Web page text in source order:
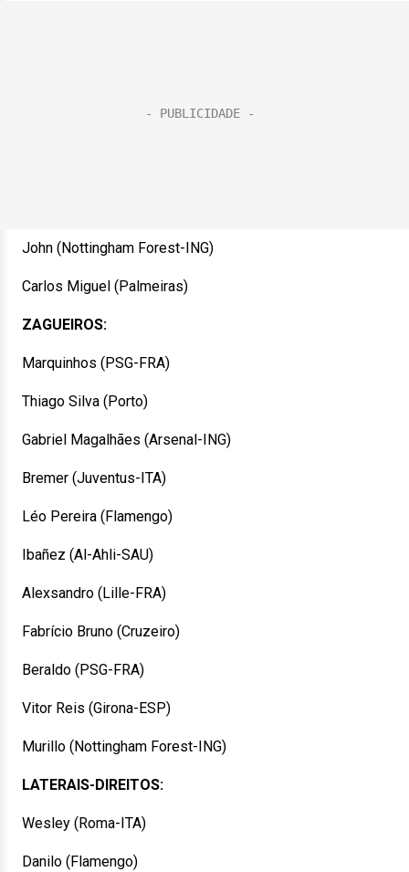
John (Nottingham Forest-ING)
Carlos Miguel (Palmeiras)
ZAGUEIROS:
Marquinhos (PSG-FRA)
Thiago Silva (Porto)
Gabriel Magalhães (Arsenal-ING)
Bremer (Juventus-ITA)
Léo Pereira (Flamengo)
Ibañez (Al-Ahli-SAU)
Alexsandro (Lille-FRA)
Fabrício Bruno (Cruzeiro)
Beraldo (PSG-FRA)
Vitor Reis (Girona-ESP)
Murillo (Nottingham Forest-ING)
LATERAIS-DIREITOS:
Wesley (Roma-ITA)
Danilo (Flamengo)